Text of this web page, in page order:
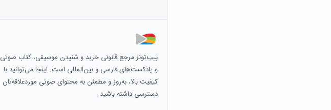
بیپ‌تونز مرجع قانونی خرید و شنیدن موسیقی، کتاب صوتی
و پادکست‌های فارسی و بین‌المللی است. اینجا می‌توانید با
کیفیت بالا، به‌روز و مطمئن به محتوای صوتی موردعلاقه‌تان
دسترسی داشته باشید.